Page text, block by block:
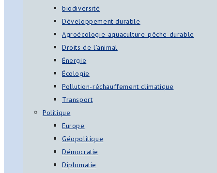
biodiversité
Développement durable
Agroécologie-aquaculture-pêche durable
Droits de l’animal
Énergie
Écologie
Pollution-réchauffement climatique
Transport
Politique
Europe
Géopolitique
Démocratie
Diplomatie